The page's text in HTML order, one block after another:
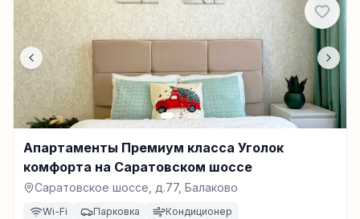
Апартаменты Премиум класса Уголок
комфорта на Саратовском шоссе
Саратовское шоссе, д.77, Балаково
Wi-Fi Парковка Кондиционер